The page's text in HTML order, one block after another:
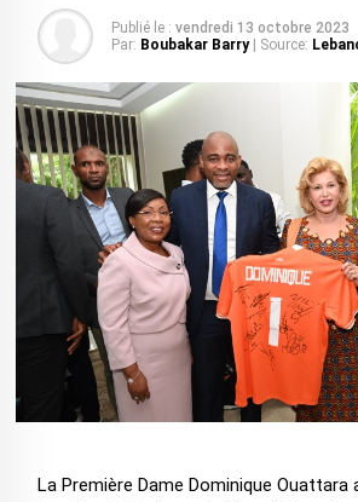
Publié le : vendredi 13 octobre 2023
Par: Boubakar Barry | Source:
La Première Dame Dominique Ouattara